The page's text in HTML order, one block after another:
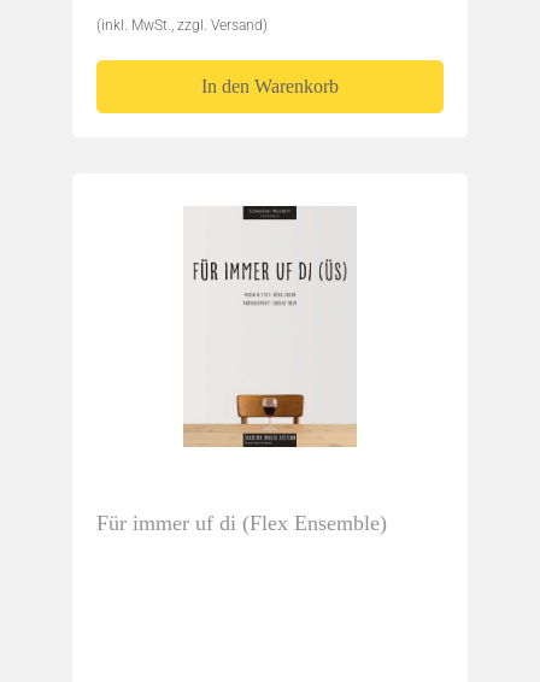
(inkl. MwSt., zzgl. Versand)
In den Warenkorb
Für immer uf di (Flex Ensemble)